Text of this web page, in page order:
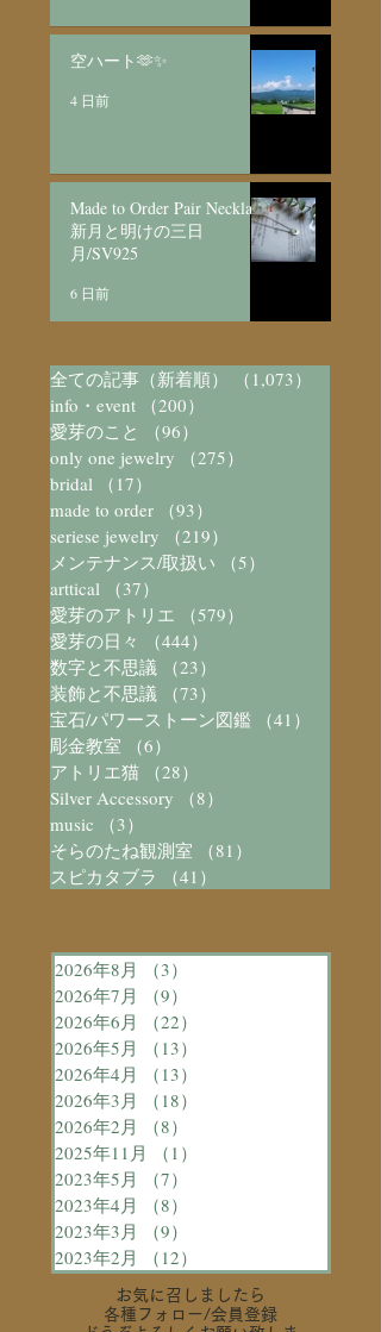
空ハート🫶✨
4 日前
Made to Order Pair Necklace
新月と明けの三日
月/SV925
6 日前
全ての記事（新着順） （1,073）
info・event
（200）
愛芽のこと
（96）
only one jewelry
（275）
bridal
（17）
made to order
（93）
seriese jewelry
（219）
メンテナンス/取扱い
（5）
arttical
（37）
愛芽のアトリエ
（579）
愛芽の日々
（444）
数字と不思議
（23）
装飾と不思議
（73）
宝石/パワーストーン図鑑
（41）
彫金教室
（6）
アトリエ猫
（28）
Silver Accessory
（8）
music
（3）
そらのたね観測室
（81）
スピカタブラ
（41）
2026年8月 （3）
2026年7月
（9）
2026年6月
（22）
2026年5月
（13）
2026年4月
（13）
2026年3月
（18）
2026年2月
（8）
2025年11月
（1）
2023年5月
（7）
2023年4月
（8）
2023年3月
（9）
2023年2月
（12）
お気に召しましたら
各種フォロー/会員登録